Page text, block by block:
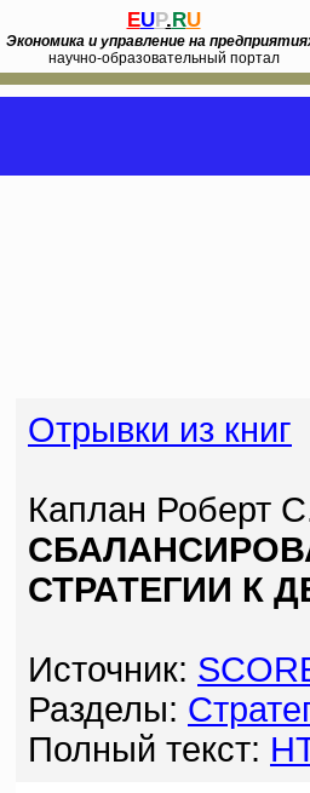
EUP.RU
Экономика и управление на
научно-образовательный портал
Отрывки из книг
Каплан Роберт
СТРАТЕГИИ К
Источник:
Разделы:
Полный текст: